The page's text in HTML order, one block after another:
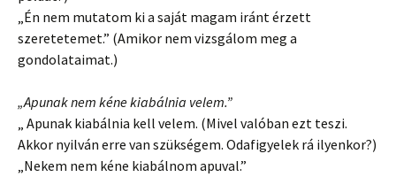
„Én nem mutatom ki a saját magam iránt érzett
szeretetemet.” (Amikor nem vizsgálom meg a
gondolataimat.)
„Apunak nem kéne kiabálnia velem.”
„ Apunak kiabálnia kell velem. (Mivel valóban ezt teszi.
Akkor nyilván erre van szükségem. Odafigyelek rá ilyenkor?)
„Nekem nem kéne kiabálnom apuval.”